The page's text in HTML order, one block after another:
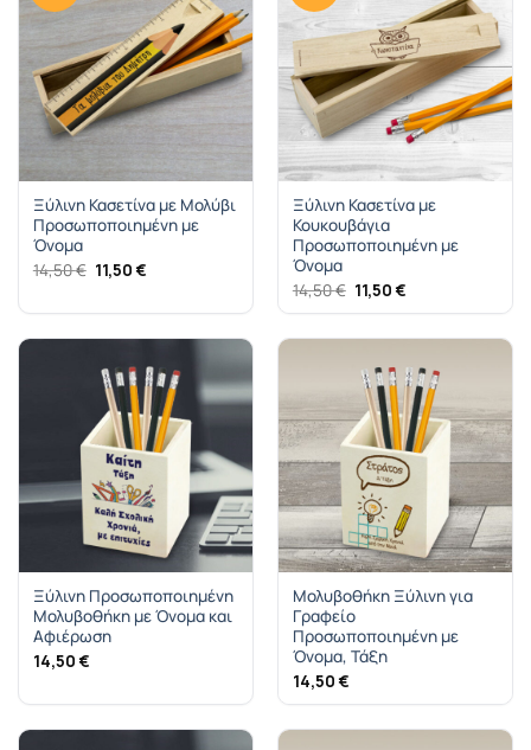
Ξύλινη Κασετίνα με Μολύβι
Προσωποποιημένη με
Όνομα
14,50€ Original
price
14,50 €.
11,50 €Η
είναι:
Ξύλινη Κασετίνα με
Κουκουβάγια
Προσωποποιημένη με
Όνομα
14,50€ Original
price
was:
14,50 €.
11,50 €Η
τιμή
είναι:
Ξύλινη Προσωποποιημένη
Μολυβοθήκη με Όνομα και
Αφιέρωση
14,50 €
Μολυβοθήκη Ξύλινη για
Γραφείο
Προσωποποιημένη με
Όνομα, Τάξη
14,50 €